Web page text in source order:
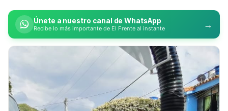
Únete a nuestro canal de WhatsApp
Recibe lo más importante de El Frente al instante →